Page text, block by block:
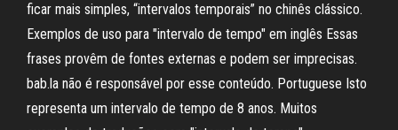
ficar mais simples, “intervalos temporais” no chinês clássico.
Exemplos de uso para "intervalo de tempo" em inglês Essas
frases provêm de fontes externas e podem ser imprecisas.
bab.la não é responsável por esse conteúdo. Portuguese Isto
representa um intervalo de tempo de 8 anos. Muitos